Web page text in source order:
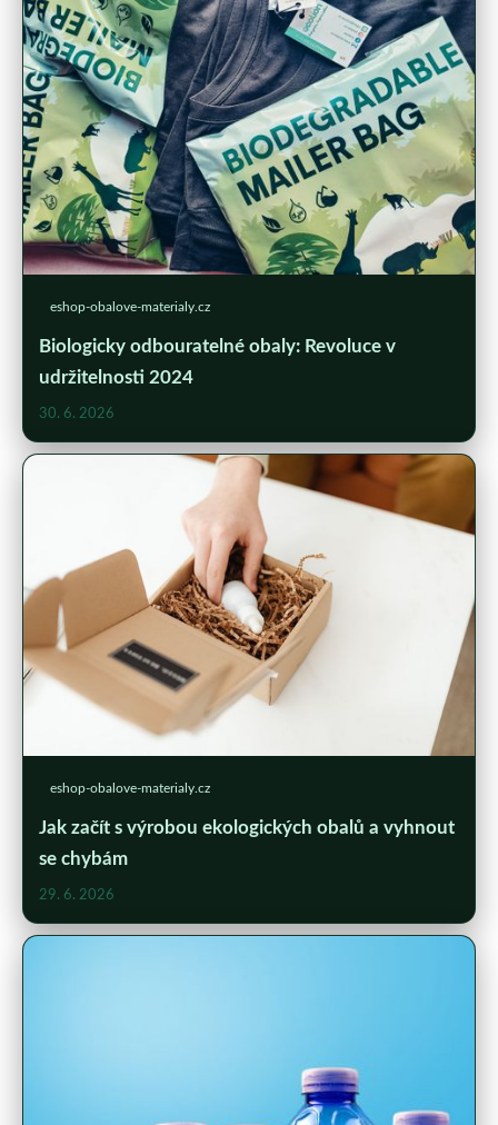
eshop-obalove-materialy.cz
Biologicky odbouratelné obaly: Revoluce v
udržitelnosti 2024
30. 6. 2026
eshop-obalove-materialy.cz
Jak začít s výrobou ekologických obalů a vyhnout
se chybám
29. 6. 2026